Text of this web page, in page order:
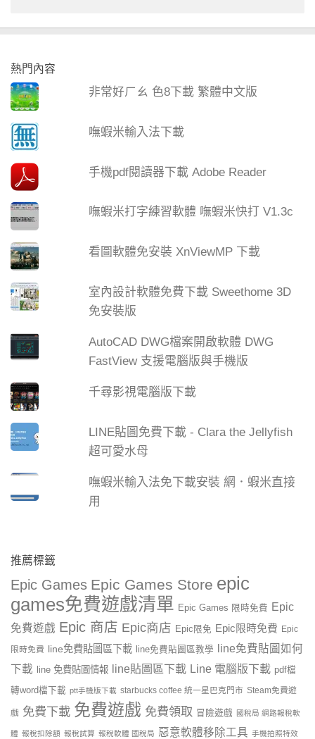
熱門內容
非常好ㄏㄠ 色8下載 繁體中文版
嘸蝦米輸入法下載
手機pdf閱讀器下載 Adobe Reader
嘸蝦米打字練習軟體 嘸蝦米快打 V1.3c
看圖軟體免安裝 XnViewMP 下載
室內設計軟體免費下載 Sweethome 3D
免安裝版
AutoCAD DWG檔案開啟軟體 DWG
FastView 支援電腦版與手機版
千尋影視電腦版下載
LINE貼圖免費下載 - Clara the Jellyfish
超可愛水母
嘸蝦米輸入法免下載安裝 網．蝦米直接
用
推薦標籤
Epic Games Epic Games Store epic
games免費遊戲清單 Epic Games 限時免費 Epic
免費遊戲 Epic 商店 Epic商店 Epic限免 Epic限時免費 Epic
限時免費 line免費貼圖區下載 line免費貼圖區教學
line免費貼圖如何
下載 line 免費貼圖情報 line貼圖區下載 Line 電腦版下載 pdf檔
轉word檔下載 ptt手機版下載 starbucks coffee 統一星巴克門市 Steam免費遊
戲 免費下載 免費遊戲 免費領取 冒險遊戲 國稅局 網路報稅軟
體 報稅扣除額 報稅試算 報稅軟體 國稅局 惡意軟體移除工具 手機拍照特效